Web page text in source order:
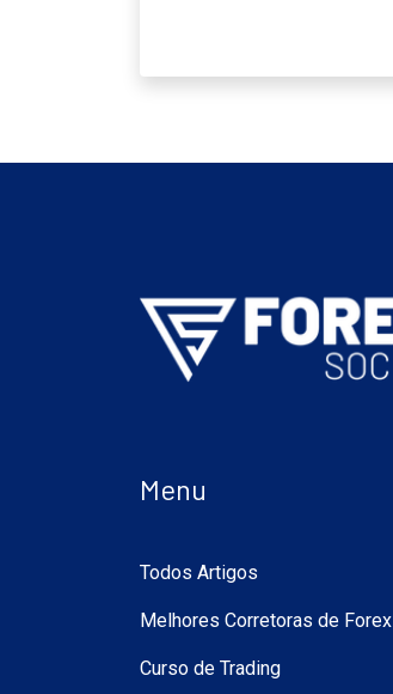
Menu
Todos Artigos
Melhores Corretoras de Forex
Curso de Trading